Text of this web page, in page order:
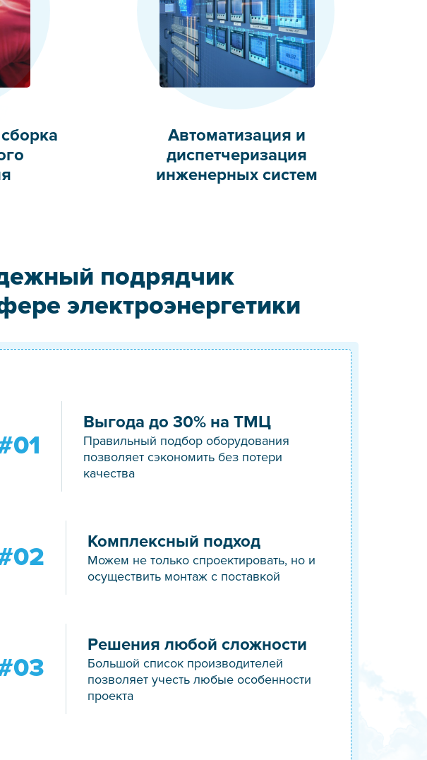
Автоматизация и
диспетчеризация
инженерных систем
подрядчик
электроэнергетики
Выгода до 30% на ТМЦ
Правильный подбор оборудования
позволяет сэкономить без потери
качества
Комплексный подход
Можем не только спроектировать, но и
осуществить монтаж с поставкой
Решения любой сложности
Большой список производителей
позволяет учесть любые особенности
проекта